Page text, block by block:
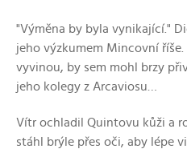
"Výměna by byla vynikající."
jeho výzkumem Mincovní
vyvinou, by sem mohl brzy
jeho kolegy z Arcaviosu…
Vítr ochladil Quintovu kůži a
stáhl brýle přes oči, aby lépe